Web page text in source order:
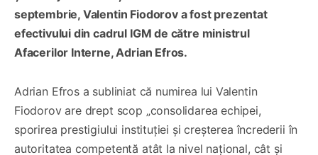
septembrie, Valentin Fiodorov a fost prezentat
efectivului din cadrul IGM de către ministrul
Afacerilor Interne, Adrian Efros.
Adrian Efros a subliniat că numirea lui Valentin
Fiodorov are drept scop „consolidarea echipei,
sporirea prestigiului instituției și creșterea încrederii în
autoritatea competentă atât la nivel național, cât și